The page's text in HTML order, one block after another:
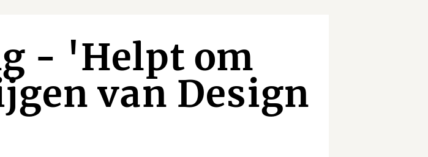
- 'Helpt om
van Design